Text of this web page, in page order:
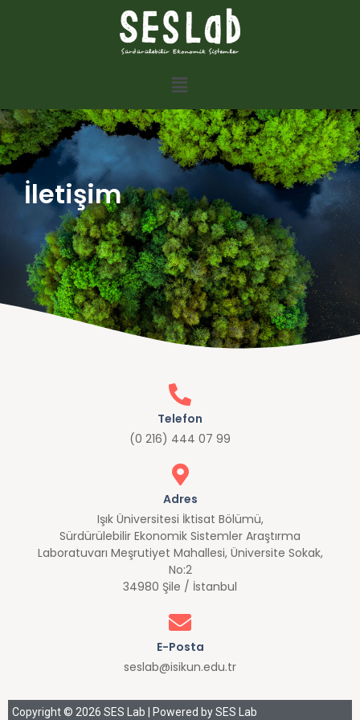
İletişim
Telefon
(0 216) 444 07 99
Adres
Işık Üniversitesi İktisat Bölümü,
Sürdürülebilir Ekonomik Sistemler Araştırma
Laboratuvarı Meşrutiyet Mahallesi, Üniversite Sokak,
No:2
34980 Şile / İstanbul
E-Posta
seslab@isikun.edu.tr
Copyright © 2026 SES Lab | Powered by SES Lab